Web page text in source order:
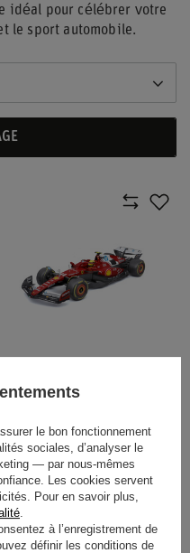
idéal pour célébrer votre
le sport automobile.
MINIATURE
FERRARI F1 LEWIS
HAMILTON 1:18 SF25
€
le bon fonctionnement
sociales, d’analyser le
— par nous-mêmes
Les cookies servent
Pour en savoir plus,
à l’enregistrement de
définir les conditions de